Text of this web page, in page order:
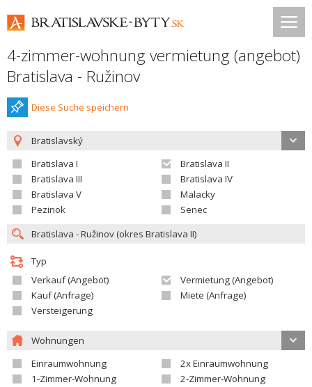
4-zimmer-wohnung vermietung (angebot)
Bratislava - Ružinov
Diese Suche speichern
Bratislavský
Bratislava I
Bratislava II
Bratislava III
Bratislava IV
Bratislava V
Malacky
Pezinok
Senec
Typ
Verkauf (Angebot)
Vermietung (Angebot)
Kauf (Anfrage)
Miete (Anfrage)
Versteigerung
Wohnungen
Einraumwohnung
2x Einraumwohnung
1-Zimmer-Wohnung
2-Zimmer-Wohnung